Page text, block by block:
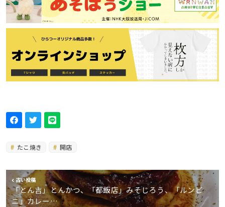
たこ焼き 開店
古い投稿
「とん吉」とんかつ、「都飯店」みそじろう、「ルンビ
ニ」カレー…